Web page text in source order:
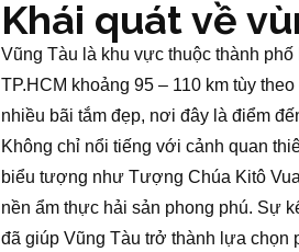
Khái quát về
Vũng Tàu là khu vực thuộc thành
TP.HCM khoảng 95 – 110 km tùy
nhiều bãi tắm đẹp, nơi đây là điểm
Không chỉ nổi tiếng với cảnh quan
biểu tượng như Tượng Chúa Kitô
nền ẩm thực hải sản phong phú. Sự
đã giúp Vũng Tàu trở thành lựa chọn